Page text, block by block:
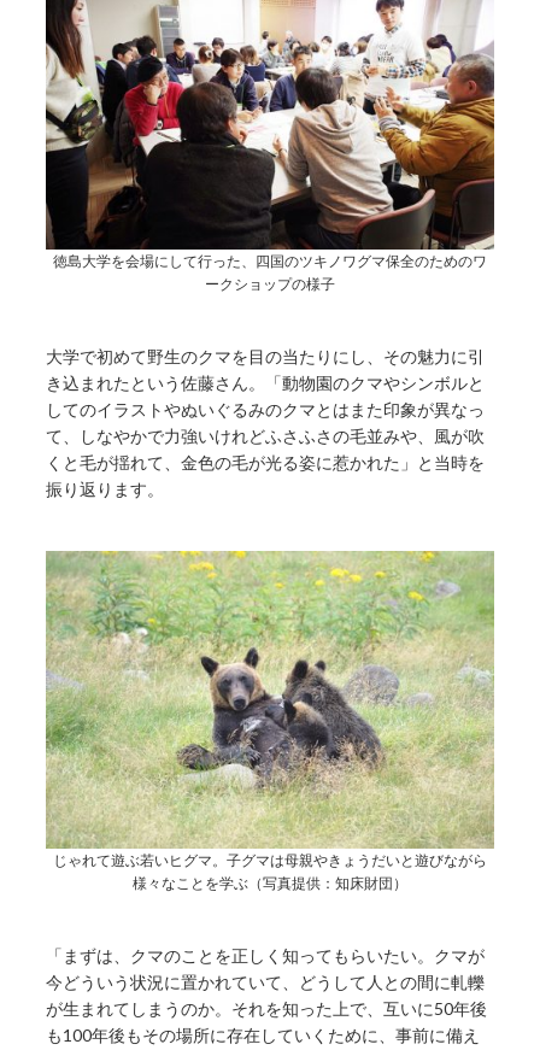
徳島大学を会場にして行った、四国のツキノワグマ保全のためのワ
ークショップの様子
大学で初めて野生のクマを目の当たりにし、その魅力に引
き込まれたという佐藤さん。「動物園のクマやシンボルと
してのイラストやぬいぐるみのクマとはまた印象が異なっ
て、しなやかで力強いけれどふさふさの毛並みや、風が吹
くと毛が揺れて、金色の毛が光る姿に惹かれた」と当時を
振り返ります。
じゃれて遊ぶ若いヒグマ。子グマは母親やきょうだいと遊びながら
様々なことを学ぶ（写真提供：知床財団）
「まずは、クマのことを正しく知ってもらいたい。クマが
今どういう状況に置かれていて、どうして人との間に軋轢
が生まれてしまうのか。それを知った上で、互いに50年後
も100年後もその場所に存在していくために、事前に備え